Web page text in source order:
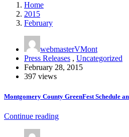
Home
2015
February
webmasterVMont
Press Releases , Uncategorized
February 28, 2015
397 views
Montgomery County GreenFest Schedule
Continue reading